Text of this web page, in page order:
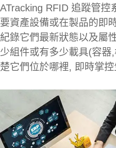
ATracking RFID 追蹤管控
要資產設備或在製品的即
紀錄它們最新狀態以及屬
少組件或有多少載具(容
楚它們位於哪裡, 即時掌控